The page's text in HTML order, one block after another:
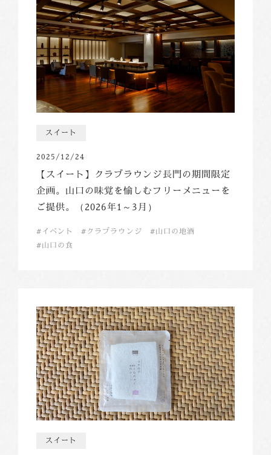
スイート
2025/12/24
【スイート】クラブラウンジ長門の期間限定
企画。山口の味覚を愉しむフリーメニューを
ご提供。（2026年1～3月）
イベント クラブラウンジ
山口の地酒
山口の食
スイート